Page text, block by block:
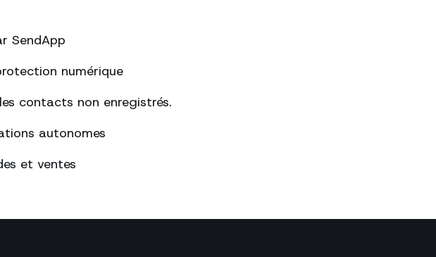
SendApp
numérique
contacts non enregistrés.
autonomes
et ventes